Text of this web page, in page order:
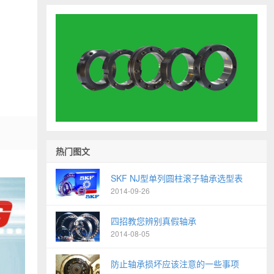
热门图文
SKF NJ型单列圆柱滚子轴承选型表
2014-09-26
四招教您辨别真假轴承
2014-08-05
防止轴承损坏应该注意的一些事项